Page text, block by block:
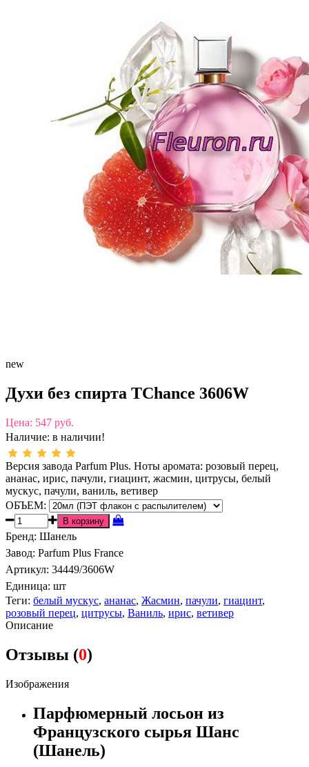
new
Духи без спирта TChance 3606W
Цена: 547 руб.
Наличие: в наличии!
Версия завода Parfum Plus. Ноты аромата: розовый перец,
ананас, ирис, пачули, гиацинт, жасмин, цитрусы, белый
мускус, пачули, ваниль, ветивер
ОБЪЕМ:
Бренд: Шанель
Завод: Parfum Plus France
Артикул: 34449/3606W
Единица: шт
Теги: белый мускус, ананас, Жасмин, пачули, гиацинт,
розовый перец, цитрусы, Ваниль, ирис, ветивер
Описание
Отзывы (0)
Изображения
Парфюмерный лосьон из
Французского сырья Шанс
(Шанель)